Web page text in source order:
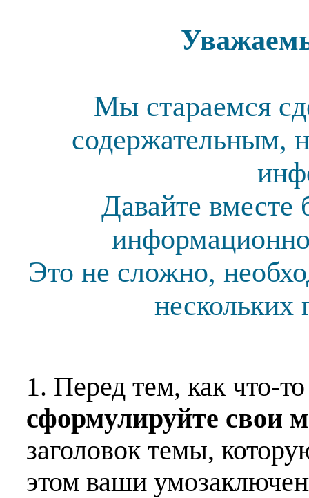
Мы стараемся
содержательным,
Давайте вместе
Это не сложно,
нескольких
1. Перед тем, как что-
сформулируйте свои
заголовок темы,
этом ваши